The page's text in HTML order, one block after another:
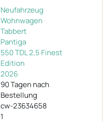
Neufahrzeug
Wohnwagen
Tabbert
Pantiga
550 TDL 2,5 Finest
Edition
2026
90 Tagen nach
Bestellung
cw-23634658
1